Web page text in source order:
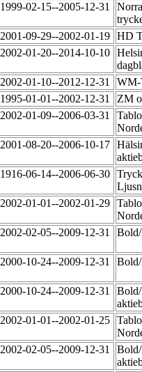
1999-02-15--2005-12-31
2001-09-29--2002-01-19 HD
2002-01-20--2014-10-10
2002-01-10--2012-12-31
1995-01-01--2002-12-31
ZM
2002-01-09--2006-03-31
2001-08-20--2006-10-17
1916-06-14--2006-06-30
2002-01-01--2002-01-29
2002-02-05--2009-12-31
2000-10-24--2009-12-31
2000-10-24--2009-12-31
2002-01-01--2002-01-25
2002-02-05--2009-12-31